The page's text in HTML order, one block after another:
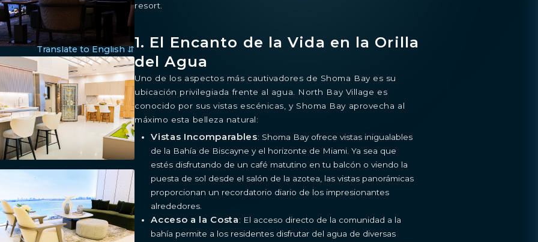
Translate to English ⇵
resort.
1. El Encanto de la Vida en la Orilla
del Agua
Uno de los aspectos más cautivadores de Shoma Bay es su
ubicación privilegiada frente al agua. North Bay Village es
conocido por sus vistas escénicas, y Shoma Bay aprovecha al
máximo esta belleza natural:
Vistas Incomparables: Shoma Bay ofrece vistas inigualables
de la Bahía de Biscayne y el horizonte de Miami. Ya sea que
estés disfrutando de un café matutino en tu balcón o viendo la
puesta de sol desde el salón de la azotea, las vistas panorámicas
proporcionan un recordatorio diario de los impresionantes
alrededores.
Acceso a la Costa: El acceso directo de la comunidad a la
bahía permite a los residentes disfrutar del agua de diversas